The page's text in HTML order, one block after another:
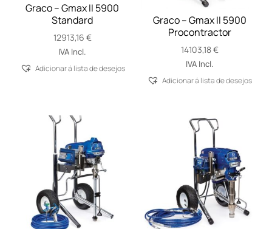
Graco – Gmax II 5900
Standard
12913,16 €
IVA Incl.
Adicionar á lista de desejos
Graco – Gmax II 5900
Procontractor
14103,18€
IVA Incl.
Adicionar á lista de desejos